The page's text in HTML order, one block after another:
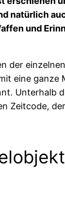
natürlich
und
der
eine ganze
Unterhalb
Zeitcode,